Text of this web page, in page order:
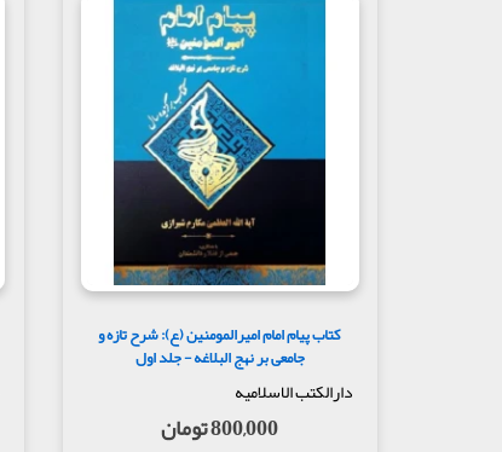
کتاب پیام امام امیرالمومنین (ع): شرح تازه و
جامعی بر نهج البلاغه - جلد اول
دارالکتب الاسلامیه
800,000 تومان